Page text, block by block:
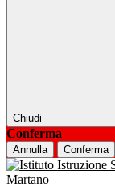
Chiudi
Conferma
Annulla Conferma